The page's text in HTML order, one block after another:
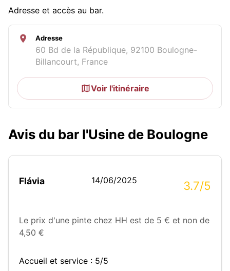
Adresse et accès au bar.
Adresse
60 Bd de la République, 92100 Boulogne-
Billancourt, France
Voir l'itinéraire
Avis du bar l'Usine de Boulogne
Flávia 14/06/2025 3.7/5
Le prix d'une pinte chez HH est de 5 € et non de
4,50 €
Accueil et service : 5/5